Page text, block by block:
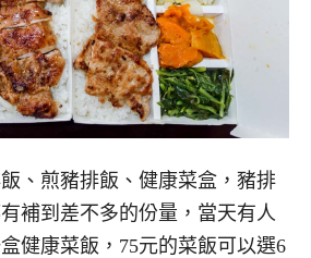
、煎豬排飯、健康菜盒，豬排
補到差不多的份量，當天有人
健康菜飯，75元的菜飯可以選6